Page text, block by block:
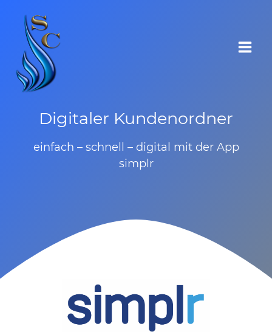
Inhalt
springen
Digitaler Kundenordner
einfach – schnell – digital mit der App
simplr